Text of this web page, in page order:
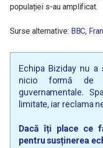
populației s-au amplificat.
Surse alternative: BBC,
Echipa Biziday nu
nicio formă de
guvernamentale.
limitate, iar reclama
Dacă îți place ce
pentru susținerea